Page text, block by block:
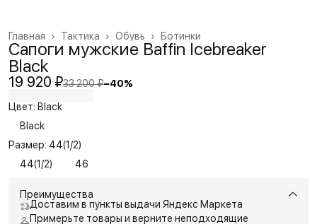
Ботинки
Обувь ›
Тактика ›
Главная ›
Сапоги мужские Baffin Icebreaker
Black
19 920 ₽33 200 ₽−40%
Цвет: Black
Black
Размер: 44(1/2)
44(1/2)
46
Преимущества
Доставим в пункты выдачи Яндекс Маркета
Примерьте товары и верните неподходящие